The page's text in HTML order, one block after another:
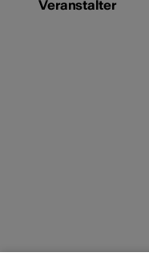
Veranstalter